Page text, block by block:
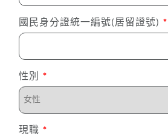
國民身分證統一編號(居留證號) *
性別 *
現職 *